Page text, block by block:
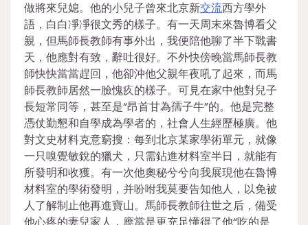
做將來兒媳。他的小兒子曾來北京新交流西方學外
語，白白凈凈很文秀的樣子。有一天周末來魯博看父
親，但馬師長教師有事外出，我便陪他聊了半下戰書
天，他應對有致，辭吐很好。不外快傍晚當馬師長教
師快快當當趕回，他卻沖他父親年夜吼了起來，而馬
師長教師居然一臉愧疚的樣子。可見在家中他對兒子
長短常同等，甚至是“昂首甘為孺子牛”的。他是完整
憑仗勤懇和自學成為學者的，社會人生經歷極廣。他
對文史材料克意窮搜：每到北京某家學術單元，就像
一只嗅覺敏銳的獵犬，只需鉆進材料室半日，就能有
所發明和收獲。有一次他奧秘兮兮向我展現他在魯博
材料室的學術發明，并吩咐我莫要告知他人，以免被
人了解制止他再進寶山。馬師長教師往世之后，備受